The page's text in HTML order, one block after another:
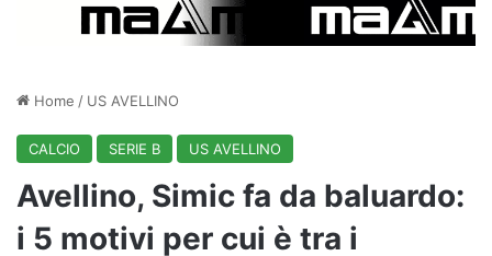
Home / US AVELLINO
CALCIO SERIE B US AVELLINO
Avellino, Simic fa da baluardo:
i 5 motivi per cui è tra i